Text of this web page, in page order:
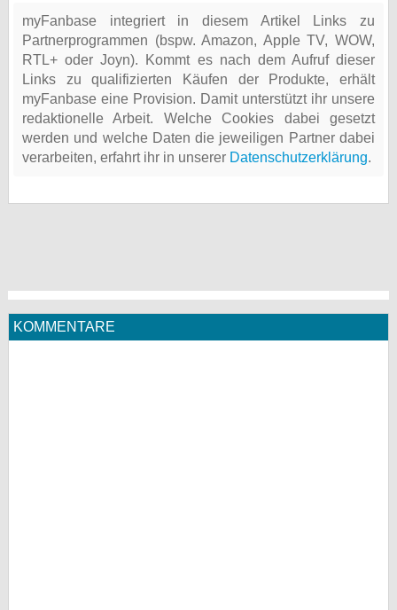
myFanbase integriert in diesem Artikel Links zu
Partnerprogrammen (bspw. Amazon, Apple TV, WOW,
RTL+ oder Joyn). Kommt es nach dem Aufruf dieser
Links zu qualifizierten Käufen der Produkte, erhält
myFanbase eine Provision. Damit unterstützt ihr unsere
redaktionelle Arbeit. Welche Cookies dabei gesetzt
werden und welche Daten die jeweiligen Partner dabei
verarbeiten, erfahrt ihr in unserer Datenschutzerklärung.
KOMMENTARE